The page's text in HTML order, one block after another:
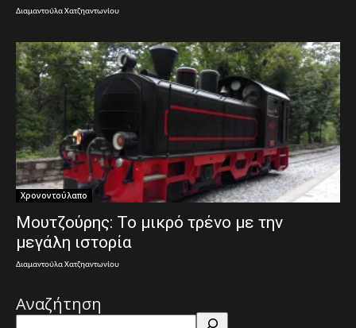
Διαμαντούλα Χατζηαντωνίου
Χρονοντούλαπο
Μουτζούρης: Το μικρό τρένο με την
μεγάλη ιστορία
Διαμαντούλα Χατζηαντωνίου
Αναζήτηση